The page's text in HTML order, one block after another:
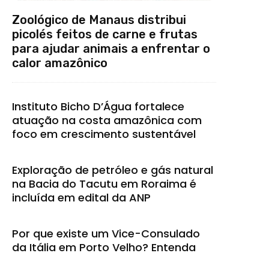
Zoológico de Manaus distribui
picolés feitos de carne e frutas
para ajudar animais a enfrentar o
calor amazônico
Instituto Bicho D’Água fortalece
atuação na costa amazônica com
foco em crescimento sustentável
Exploração de petróleo e gás natural
na Bacia do Tacutu em Roraima é
incluída em edital da ANP
Por que existe um Vice-Consulado
da Itália em Porto Velho? Entenda